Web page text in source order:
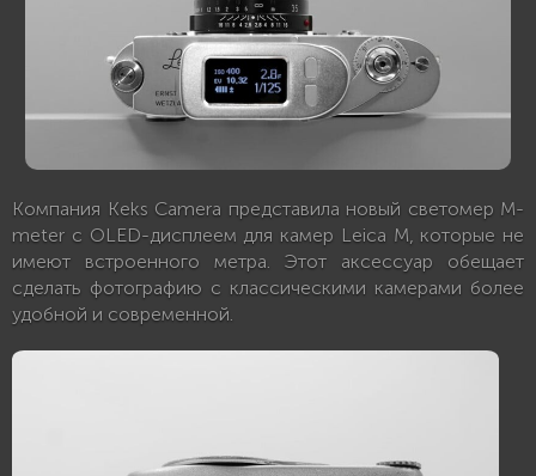
Компания Keks Camera представила новый светомер M-
meter с OLED-дисплеем для камер Leica M, которые не
имеют встроенного метра. Этот аксессуар обещает
сделать фотографию с классическими камерами более
удобной и современной.